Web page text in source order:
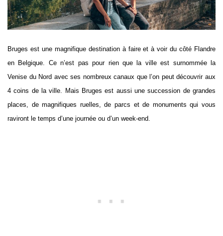
Bruges est une magnifique destination à faire et à voir du côté Flandre
en Belgique. Ce n’est pas pour rien que la ville est surnommée la
Venise du Nord avec ses nombreux canaux que l’on peut découvrir aux
4 coins de la ville. Mais Bruges est aussi une succession de grandes
places, de magnifiques ruelles, de parcs et de monuments qui vous
raviront le temps d’une journée ou d’un week-end.